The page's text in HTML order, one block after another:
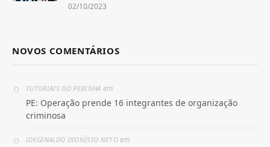
02/10/2023
NOVOS COMENTÁRIOS
TUTORIAIS DO PEBINHA em
PE: Operação prende 16 integrantes de organização
criminosa
IDEGINALDO DIONÍSIO NETOem